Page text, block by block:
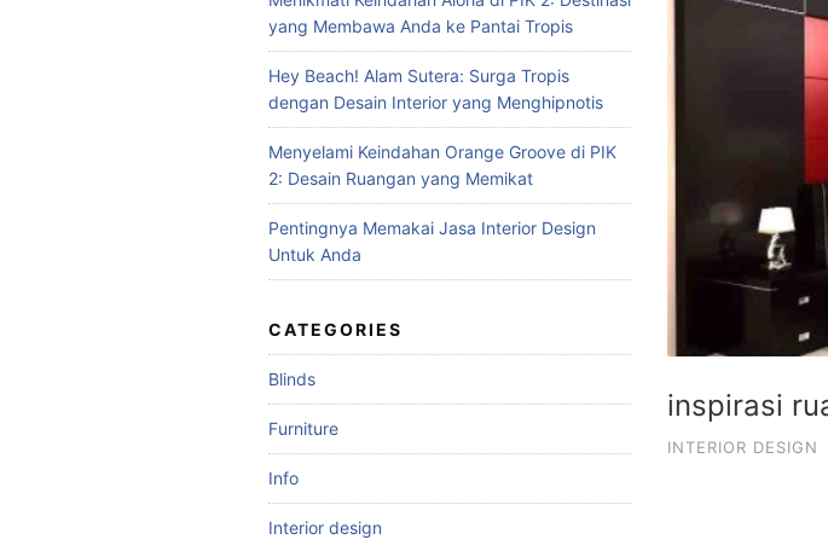
inspirasi
INTERIOR DESIGN
r
:
yang Membawa Anda ke Pantai Tropis
Hey Beach! Alam Sutera: Surga Tropis
dengan Desain Interior yang Menghipnotis
Menyelami Keindahan Orange Groove di PIK
2: Desain Ruangan yang Memikat
Pentingnya Memakai Jasa Interior Design
Untuk Anda
CATEGORIES
Blinds
Furniture
Info
Interior design